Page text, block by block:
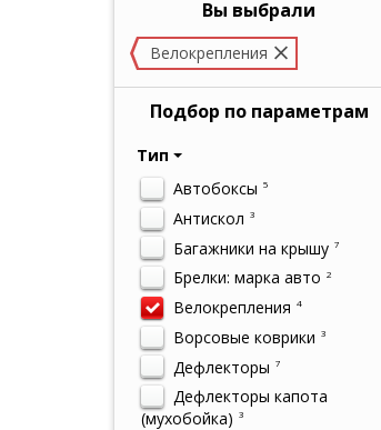
Вы выбрали
Велокрепления
Подбор по параметрам
Тип
Автобоксы 5
Антискол 3
Багажники на крышу 7
Брелки: марка авто 2
Велокрепления 4
Ворсовые коврики 3
Дефлекторы 7
Дефлекторы капота
(мухобойка) 3